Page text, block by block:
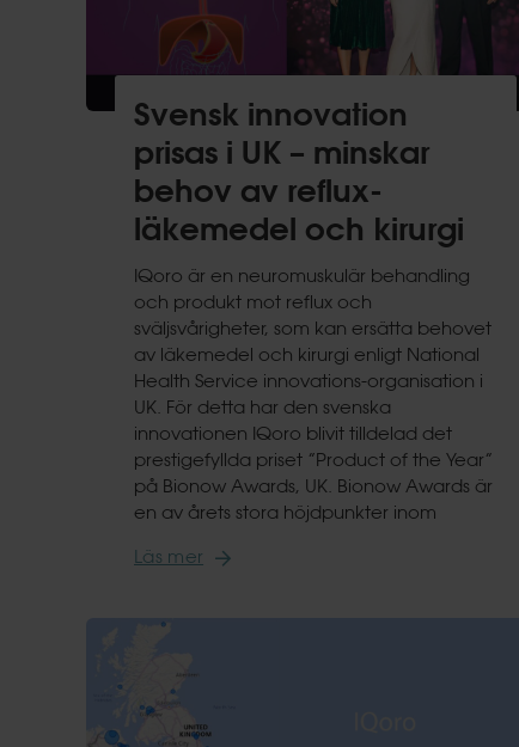
Svensk innovation
prisas i UK – minskar
behov av reflux-
läkemedel och kirurgi
IQoro är en neuromuskulär behandling
och produkt mot reflux och
sväljsvårigheter, som kan ersätta behovet
av läkemedel och kirurgi enligt National
Health Service innovations-organisation i
UK. För detta har den svenska
innovationen IQoro blivit tilldelad det
prestigefyllda priset ”Product of the Year”
på Bionow Awards, UK. Bionow Awards är
en av årets stora höjdpunkter inom
Läs mer